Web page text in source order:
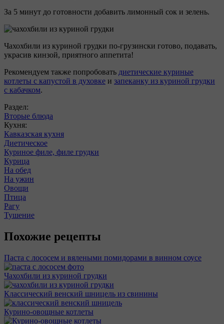
За 5 минут до готовности добавить лимонный сок и зелень.
Чахохбили из куриной грудки по-грузински готово, подавать,
украсив кинзой, приятного аппетита!
Рекомендуем также попробовать диетические куриные
котлеты с капустой в духовке и запеканку из куриной грудки
с кабачком.
Раздел:
Вторые блюда
Кухня:
Кавказская кухня
Диетическое
Куриное филе, филе грудки
Курица
На обед
На ужин
Овощи
Птица
Рагу
Тушение
Похожие рецепты
Паста с лососем и вялеными помидорами в винном соусе
Чахохбили из куриной грудки
Классический венский шницель из свинины
Курино-овощные котлеты